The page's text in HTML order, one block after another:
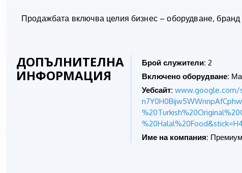
Продажбата включва целия бизнес – оборудване,
ДОПЪЛНИТЕЛНА
ИНФОРМАЦИЯ
Брой служители: 2
Включено оборудване:
Уебсайт: www.google.com/
Име на компания: